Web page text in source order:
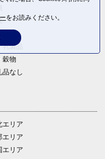
製品
製品
穀物
品なし
エリア
エリア
エリア
をお読みください。